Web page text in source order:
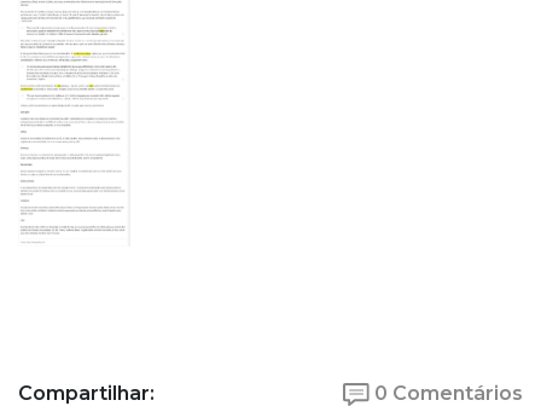
Compartilhar: 0 Comentários